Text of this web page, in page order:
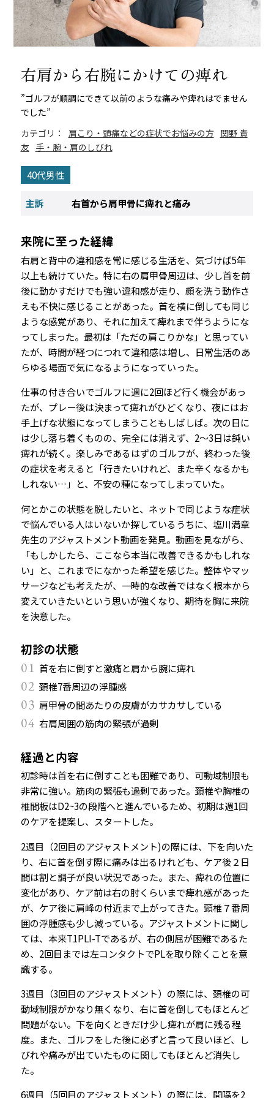
右肩から右腕にかけての痺れ
”ゴルフが順調にできて以前のような痛みや痺れはでません
でした”
カテゴリ：
肩こり・頭痛などの症状でお悩みの方 関野 貴
友 手・腕・肩のしびれ
40代男性
主訴 右首から肩甲骨に痺れと痛み
来院に至った経緯
右肩と背中の違和感を常に感じる生活を、気づけば5年
以上も続けていた。特に右の肩甲骨周辺は、少し首を前
後に動かすだけでも強い違和感が走り、顔を洗う動作さ
えも不快に感じることがあった。首を横に倒しても同じ
ような感覚があり、それに加えて痺れまで伴うようにな
ってしまった。最初は「ただの肩こりかな」と思ってい
たが、時間が経つにつれて違和感は増し、日常生活のあ
らゆる場面で気になるようになっていった。
仕事の付き合いでゴルフに週に2回ほど行く機会があっ
たが、プレー後は決まって痺れがひどくなり、夜にはお
手上げな状態になってしまうこともしばしば。次の日に
は少し落ち着くものの、完全には消えず、2～3日は鈍い
痺れが続く。楽しみであるはずのゴルフが、終わった後
の症状を考えると「行きたいけれど、また辛くなるかも
しれない…」と、不安の種になってしまっていた。
何とかこの状態を脱したいと、ネットで同じような症状
で悩んでいる人はいないか探しているうちに、塩川満章
先生のアジャストメント動画を発見。動画を見ながら、
「もしかしたら、ここなら本当に改善できるかもしれな
い」と、これまでになかった希望を感じた。整体やマッ
サージなども考えたが、一時的な改善ではなく根本から
変えていきたいという思いが強くなり、期待を胸に来院
を決意した。
初診の状態
01 首を右に倒すと激痛と肩から腕に痺れ
02 頚椎7番周辺の浮腫感
03 肩甲骨の間あたりの皮膚がカサカサしている
04 右肩周囲の筋肉の緊張が過剰
経過と内容
初診時は首を右に倒すことも困難であり、可動域制限も
非常に強い。筋肉の緊張も過剰であった。頚椎や胸椎の
椎間板はD2~3の段階へと進んでいるため、初期は週1回
のケアを提案し、スタートした。
2週目（2回目のアジャストメント)の際には、下を向いた
り、右に首を倒す際に痛みは出るけれども、ケア後２日
間は割と調子が良い状況であった。また、痺れの位置に
変化があり、ケア前は右の肘くらいまで痺れ感があった
が、ケア後に肩峰の付近まで上がってきた。頸椎７番周
囲の浮腫感も少し減っている。アジャストメントに関し
ては、本来T1PLI-Tであるが、右の側屈が困難であるた
め、2回目までは左コンタクトでPLを取り除くことを意
識する。
3週目（3回目のアジャストメント）の際には、頚椎の可
動域制限がかなり無くなり、右に首を倒してもほとんど
問題がない。下を向くときだけ少し痺れが肩に残る程
度。また、ゴルフをした後に必ずと言って良いほど、し
びれや痛みが出ていたものに関してもほとんど消失し
た。
6週目（5回目のアジャストメント）の際には、間隔を2